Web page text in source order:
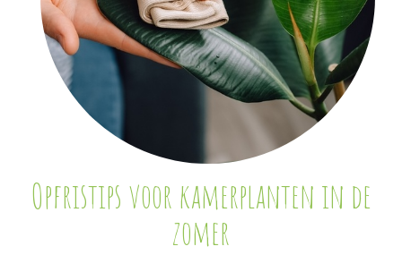
Opfristips voor kamerplanten in de
zomer